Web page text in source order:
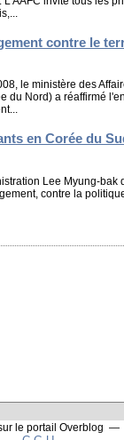
contre le
le ministère des
du Nord) a réaffirmé
en Corée du
Lee Myung-bak
contre la
le portail Overblog